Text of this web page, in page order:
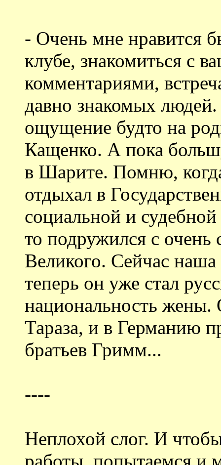
- Очень мне нравится
клубе, знакомиться с
комментариями,
давно знакомых
ощущение будто на
Кащенко. А пока
в Шарите. Помню,
отдыхал в
социальной и
то подружился с
Великого. Сейчас
теперь он уже стал
национальность жены.
Тараза, и в Германию
братьев Гримм...
----
Неплохой слог. И